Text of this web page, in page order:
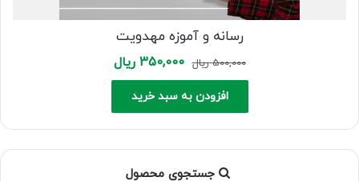
رسانه و آموزه مهدویت
500,000 ریال Original
price
was:
500,000 ریال.
350,000 ریالCurrent
price
350,000 ریال.
افزودن به سبد خرید
جستجوی محصول